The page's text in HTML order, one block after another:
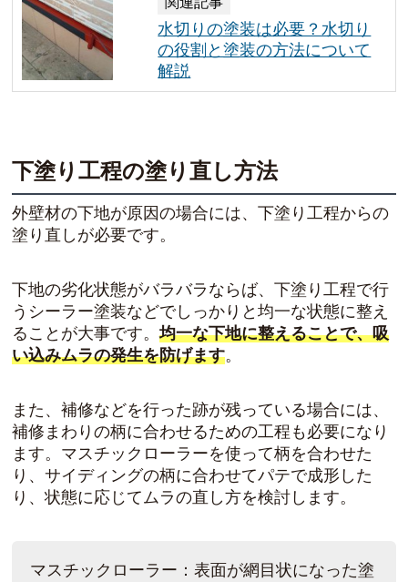
水切りの塗装は必要？水切り
の役割と塗装の方法について
解説
下塗り工程の塗り直し方法
外壁材の下地が原因の場合には、下塗り工程からの
塗り直しが必要です。
下地の劣化状態がバラバラならば、下塗り工程で行
うシーラー塗装などでしっかりと均一な状態に整え
ることが大事です。均一な下地に整えることで、吸
い込みムラの発生を防げます。
また、補修などを行った跡が残っている場合には、
補修まわりの柄に合わせるための工程も必要になり
ます。マスチックローラーを使って柄を合わせた
り、サイディングの柄に合わせてパテで成形した
り、状態に応じてムラの直し方を検討します。
マスチックローラー：表面が網目状になった塗